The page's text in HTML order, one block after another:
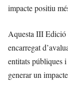
impacte positiu
Aquesta III Edició
encarregat
entitats públiques
generar un